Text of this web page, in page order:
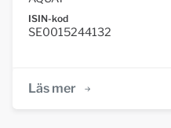
ISIN-kod
SE0015244132
Läs mer